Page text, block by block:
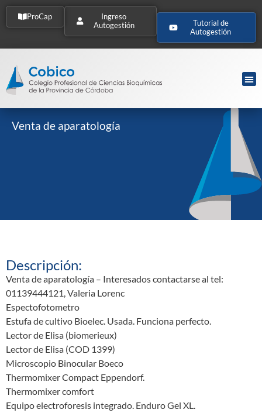
ProCap
Ingreso
Autogestión
Tutorial de
Autogestión
Venta de aparatología
Descripción:
Venta de aparatología – Interesados contactarse al tel:
01139444121, Valeria Lorenc
Espectofotometro
Estufa de cultivo Bioelec. Usada. Funciona perfecto.
Lector de Elisa (biomerieux)
Lector de Elisa (COD 1399)
Microscopio Binocular Boeco
Thermomixer Compact Eppendorf.
Thermomixer comfort
Equipo electroforesis integrado. Enduro Gel XL.